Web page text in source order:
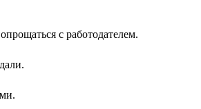
с работодателем.